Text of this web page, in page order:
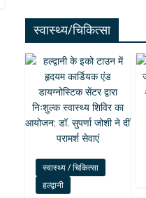
स्वास्थ्य/चिकित्सा
स्वास्थ्य / चिकित्सा
हल्द्वानी